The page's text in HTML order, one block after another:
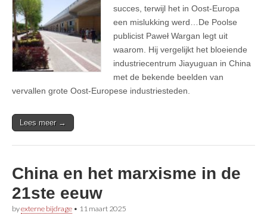
succes, terwijl het in Oost-Europa
een mislukking werd…De Poolse
publicist Paweł Wargan legt uit
waarom. Hij vergelijkt het bloeiende
industriecentrum Jiayuguan in China
met de bekende beelden van
vervallen grote Oost-Europese industriesteden.
Lees meer →
China en het marxisme in de
21ste eeuw
byexterne bijdrage • 11 maart 2025